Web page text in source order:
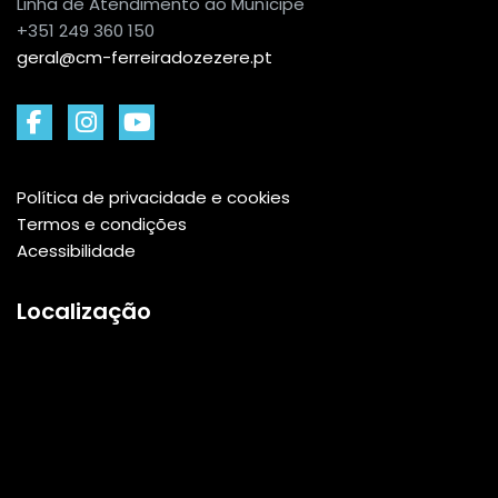
+351 249 360 150
geral@cm-ferreiradozezere.pt
Política de privacidade e cookies
Termos e condições
Acessibilidade
Localização